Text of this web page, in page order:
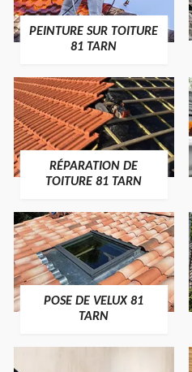
PEINTURE SUR TOITURE
81 TARN
RÉPARATION DE
TOITURE 81 TARN
POSE DE VELUX 81
TARN